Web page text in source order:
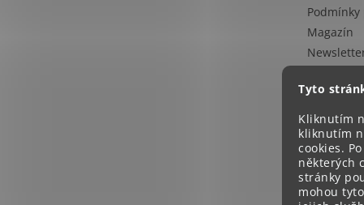
Tyto
Kliknutím
kliknutím
cookies.
některých
stránky
mohou
Magazín